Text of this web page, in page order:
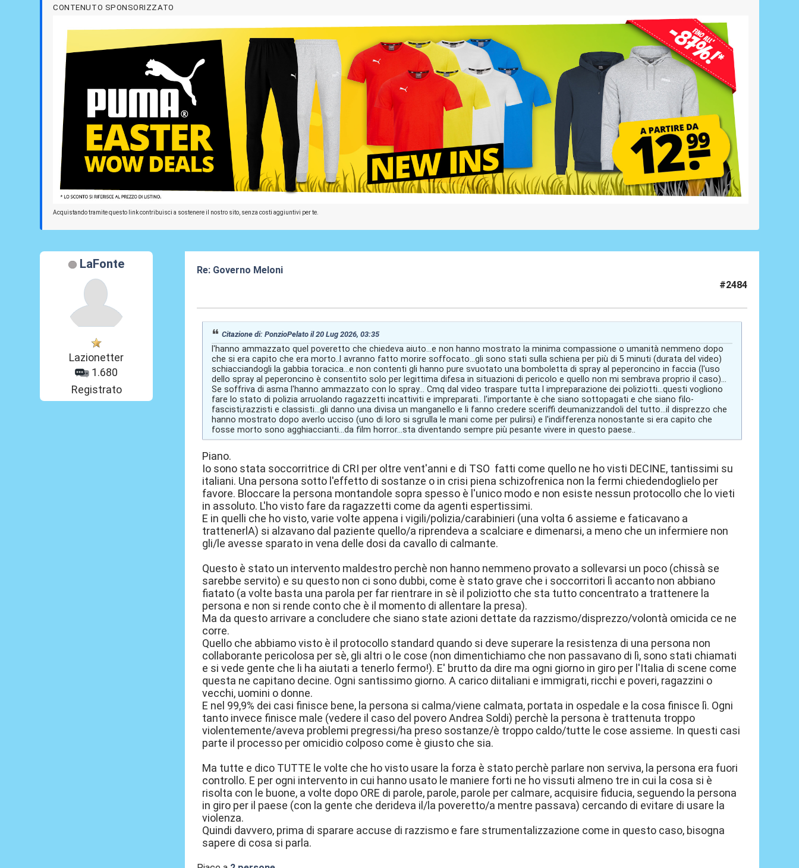
CONTENUTO SPONSORIZZATO
Acquistando tramite questo link contribuisci a sostenere il nostro sito, senza costi aggiuntivi per te.
LaFonte
Lazionetter
1.680
Registrato
Re: Governo Meloni
#2484
Citazione di: PonzioPelato il 20 Lug 2026, 03:35
l'hanno ammazzato quel poveretto che chiedeva aiuto...e non hanno mostrato la minima compassione o umanità nemmeno dopo
che si era capito che era morto..l avranno fatto morire soffocato...gli sono stati sulla schiena per più di 5 minuti (durata del video)
schiacciandogli la gabbia toracica...e non contenti gli hanno pure svuotato una bomboletta di spray al peperoncino in faccia (l'uso
dello spray al peperoncino è consentito solo per legittima difesa in situazioni di pericolo e quello non mi sembrava proprio il caso)...
Se soffriva di asma l'hanno ammazzato con lo spray... Cmq dal video traspare tutta l impreparazione dei poliziotti...questi vogliono
fare lo stato di polizia arruolando ragazzetti incattiviti e impreparati.. l'importante è che siano sottopagati e che siano filo-
fascisti,razzisti e classisti...gli danno una divisa un manganello e li fanno credere sceriffi deumanizzandoli del tutto...il disprezzo che
hanno mostrato dopo averlo ucciso (uno di loro si sgrulla le mani come per pulirsi) e l'indifferenza nonostante si era capito che
fosse morto sono agghiaccianti...da film horror...sta diventando sempre più pesante vivere in questo paese..
Piano.
Io sono stata soccorritrice di CRI per oltre vent'anni e di TSO fatti come quello ne ho visti DECINE, tantissimi su
italiani. Una persona sotto l'effetto di sostanze o in crisi piena schizofrenica non la fermi chiedendoglielo per
favore. Bloccare la persona montandole sopra spesso è l'unico modo e non esiste nessun protocollo che lo vieti
in assoluto. L'ho visto fare da ragazzetti come da agenti espertissimi.
E in quelli che ho visto, varie volte appena i vigili/polizia/carabinieri (una volta 6 assieme e faticavano a
trattenerlA) si alzavano dal paziente quello/a riprendeva a scalciare e dimenarsi, a meno che un infermiere non
gli/le avesse sparato in vena delle dosi da cavallo di calmante.
Questo è stato un intervento maldestro perchè non hanno nemmeno provato a sollevarsi un poco (chissà se
sarebbe servito) e su questo non ci sono dubbi, come è stato grave che i soccorritori lì accanto non abbiano
fiatato (a volte basta una parola per far rientrare in sè il poliziotto che sta tutto concentrato a trattenere la
persona e non si rende conto che è il momento di allentare la presa).
Ma da questo arrivare a concludere che siano state azioni dettate da razzismo/disprezzo/volontà omicida ce ne
corre.
Quello che abbiamo visto è il protocollo standard quando si deve superare la resistenza di una persona non
collaborante pericolosa per sè, gli altri o le cose (non dimentichiamo che non passavano di lì, sono stati chiamati
e si vede gente che li ha aiutati a tenerlo fermo!). E' brutto da dire ma ogni giorno in giro per l'Italia di scene come
questa ne capitano decine. Ogni santissimo giorno. A carico diitaliani e immigrati, ricchi e poveri, ragazzini o
vecchi, uomini o donne.
E nel 99,9% dei casi finisce bene, la persona si calma/viene calmata, portata in ospedale e la cosa finisce lì. Ogni
tanto invece finisce male (vedere il caso del povero Andrea Soldi) perchè la persona è trattenuta troppo
violentemente/aveva problemi pregressi/ha preso sostanze/è troppo caldo/tutte le cose assieme. In questi casi
parte il processo per omicidio colposo come è giusto che sia.
Ma tutte e dico TUTTE le volte che ho visto usare la forza è stato perchè parlare non serviva, la persona era fuori
controllo. E per ogni intervento in cui hanno usato le maniere forti ne ho vissuti almeno tre in cui la cosa si è
risolta con le buone, a volte dopo ORE di parole, parole, parole per calmare, acquisire fiducia, seguendo la persona
in giro per il paese (con la gente che derideva il/la poveretto/a mentre passava) cercando di evitare di usare la
violenza.
Quindi davvero, prima di sparare accuse di razzismo e fare strumentalizzazione come in questo caso, bisogna
sapere di cosa si parla.